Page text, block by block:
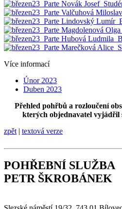
Více informací
Únor 2023
Duben 2023
Přehled pohřbů a rozloučení
kterých objednavatel vyjádřil
zpět | textová verze
POHŘEBNÍ SLUŽBA
PETR ŠKROBÁNEK